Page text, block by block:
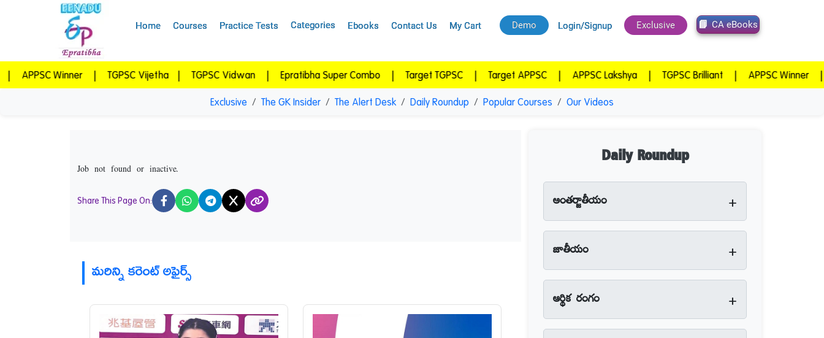
Exclusive The GK Insider The Alert Desk Daily Roundup Popular Courses Our Videos
Job not found or inactive.
Share This Page On: X
మరిన్ని కరెంట్ అఫైర్స్
Daily Roundup
అంతర్జాతీయం +
జాతీయం +
ఆర్థిక రంగం +
Home Courses Practice Tests Categories Ebooks Contact Us My Cart Demo Login/Signup Exclusive CA eBooks
Winner TGPSC Vijetha | TGPSC Vidwan | Epratibha Super Combo | Target TGPSC | Target APPSC APPSC Lakshya | TGPSC Brilliant | APPSC Winner